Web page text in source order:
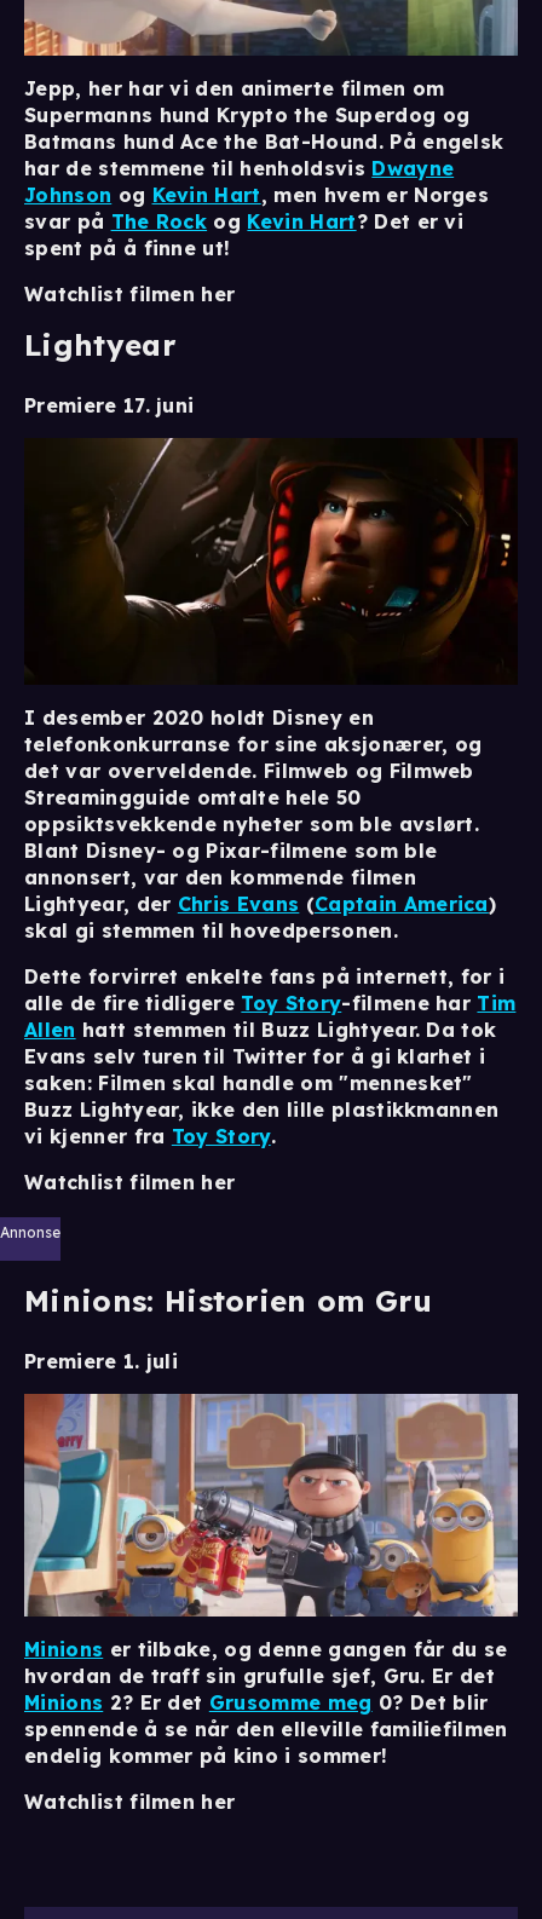
Jepp, her har vi den animerte filmen om
Supermanns hund Krypto the Superdog og
Batmans hund Ace the Bat-Hound. På engelsk
har de stemmene til henholdsvis Dwayne
Johnson og Kevin Hart, men hvem er Norges
svar på The Rock og Kevin Hart? Det er vi
spent på å finne ut!
Watchlist filmen her
Lightyear
Premiere 17. juni
I desember 2020 holdt Disney en
telefonkonkurranse for sine aksjonærer, og
det var overveldende. Filmweb og Filmweb
Streamingguide omtalte hele 50
oppsiktsvekkende nyheter som ble avslørt.
Blant Disney- og Pixar-filmene som ble
annonsert, var den kommende filmen
Lightyear, der Chris Evans (Captain America)
skal gi stemmen til hovedpersonen.
Dette forvirret enkelte fans på internett, for i
alle de fire tidligere Toy Story-filmene har Tim
Allen hatt stemmen til Buzz Lightyear. Da tok
Evans selv turen til Twitter for å gi klarhet i
saken: Filmen skal handle om "mennesket"
Buzz Lightyear, ikke den lille plastikkmannen
vi kjenner fra Toy Story.
Watchlist filmen her
Annonse
Minions: Historien om Gru
Premiere 1. juli
Minions er tilbake, og denne gangen får du se
hvordan de traff sin grufulle sjef, Gru. Er det
Minions 2? Er det Grusomme meg 0? Det blir
spennende å se når den elleville familiefilmen
endelig kommer på kino i sommer!
Watchlist filmen her